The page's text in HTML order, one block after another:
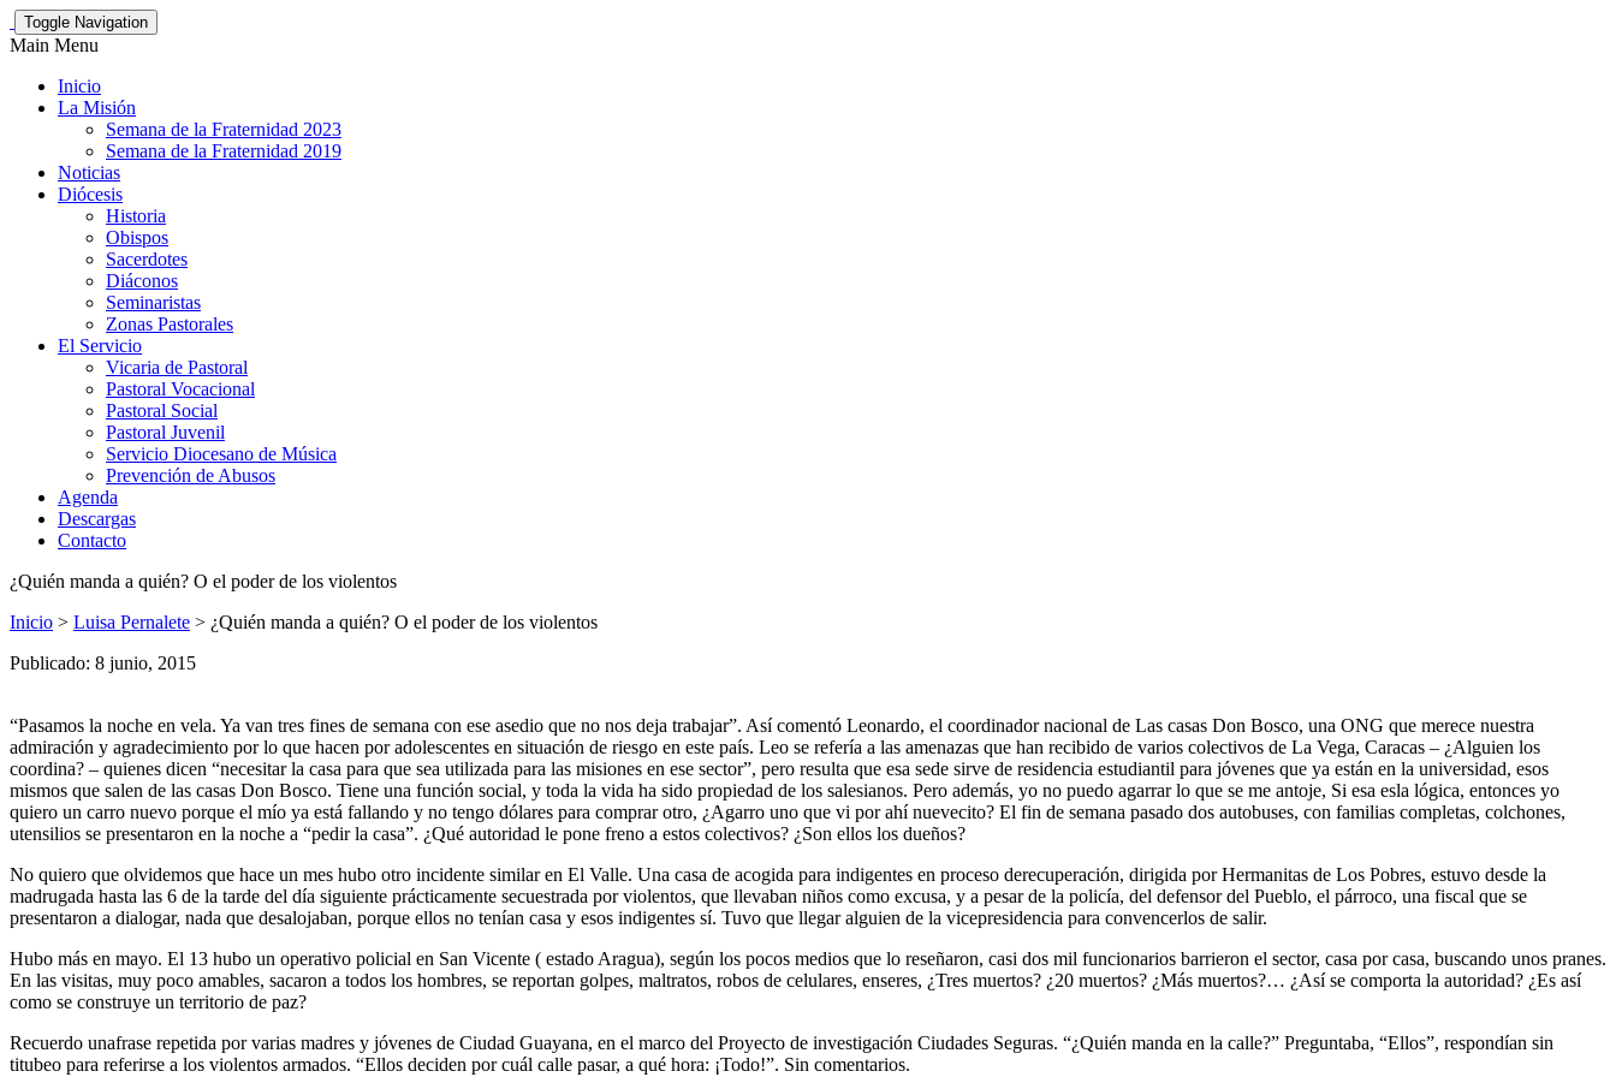
Toggle Navigation
Main Menu
Inicio
La Misión
Semana de la Fraternidad 2023
Semana de la Fraternidad 2019
Noticias
Diócesis
Historia
Obispos
Sacerdotes
Diáconos
Seminaristas
Zonas Pastorales
El Servicio
Vicaria de Pastoral
Pastoral Vocacional
Pastoral Social
Pastoral Juvenil
Servicio Diocesano de Música
Prevención de Abusos
Agenda
Descargas
Contacto
¿Quién manda a quién? O el poder de los violentos
Inicio > Luisa Pernalete > ¿Quién manda a quién? O el poder de los violentos
Publicado: 8 junio, 2015
“Pasamos la noche en vela. Ya van tres fines de semana con ese asedio que no nos deja trabajar”. Así comentó Leonardo, el coordinador nacional de Las casas Don Bosco, una ONG que merece nuestra
admiración y agradecimiento por lo que hacen por adolescentes en situación de riesgo en este país. Leo se refería a las amenazas que han recibido de varios colectivos de La Vega, Caracas – ¿Alguien los
coordina? – quienes dicen “necesitar la casa para que sea utilizada para las misiones en ese sector”, pero resulta que esa sede sirve de residencia estudiantil para jóvenes que ya están en la universidad, esos
mismos que salen de las casas Don Bosco. Tiene una función social, y toda la vida ha sido propiedad de los salesianos. Pero además, yo no puedo agarrar lo que se me antoje, Si esa esla lógica, entonces yo
quiero un carro nuevo porque el mío ya está fallando y no tengo dólares para comprar otro, ¿Agarro uno que vi por ahí nuevecito? El fin de semana pasado dos autobuses, con familias completas, colchones,
utensilios se presentaron en la noche a “pedir la casa”. ¿Qué autoridad le pone freno a estos colectivos? ¿Son ellos los dueños?
No quiero que olvidemos que hace un mes hubo otro incidente similar en El Valle. Una casa de acogida para indigentes en proceso derecuperación, dirigida por Hermanitas de Los Pobres, estuvo desde la
madrugada hasta las 6 de la tarde del día siguiente prácticamente secuestrada por violentos, que llevaban niños como excusa, y a pesar de la policía, del defensor del Pueblo, el párroco, una fiscal que se
presentaron a dialogar, nada que desalojaban, porque ellos no tenían casa y esos indigentes sí. Tuvo que llegar alguien de la vicepresidencia para convencerlos de salir.
Hubo más en mayo. El 13 hubo un operativo policial en San Vicente ( estado Aragua), según los pocos medios que lo reseñaron, casi dos mil funcionarios barrieron el sector, casa por casa, buscando unos pranes.
En las visitas, muy poco amables, sacaron a todos los hombres, se reportan golpes, maltratos, robos de celulares, enseres, ¿Tres muertos? ¿20 muertos? ¿Más muertos?… ¿Así se comporta la autoridad? ¿Es así
como se construye un territorio de paz?
Recuerdo unafrase repetida por varias madres y jóvenes de Ciudad Guayana, en el marco del Proyecto de investigación Ciudades Seguras. “¿Quién manda en la calle?” Preguntaba, “Ellos”, respondían sin
titubeo para referirse a los violentos armados. “Ellos deciden por cuál calle pasar, a qué hora: ¡Todo!”. Sin comentarios.